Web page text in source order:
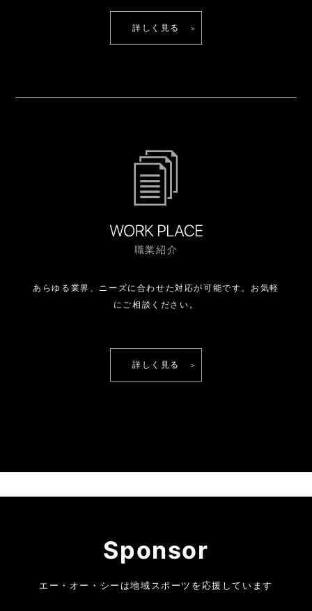
詳しく見る
職業紹介
あらゆる業界、ニーズに合わせた対応が可能です。 お気軽
にご相談ください。
詳しく見る
Sponsor
エー・オー・シーは地域スポーツを応援しています